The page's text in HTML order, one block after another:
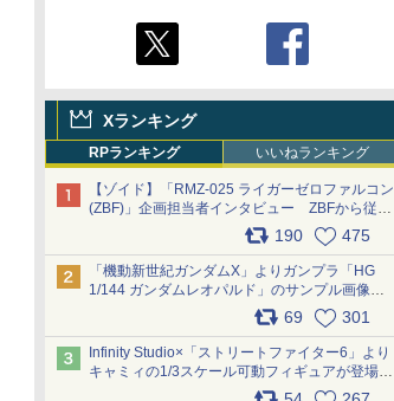
Xランキング
RPランキング いいねランキング
【ゾイド】「RMZ-025 ライガーゼロファルコン
(ZBF)」企画担当者インタビュー ZBFから従来
デザインまで再現可能なボリューム満点のキッ
ト pic.x.com/6zOqQAQKkX
190 475
「機動新世紀ガンダムX」よりガンプラ「HG
1/144 ガンダムレオパルド」のサンプル画像が
69 301
Infinity Studio×「ストリートファイター6」より
キャミィの1/3スケール可動フィギュアが登場